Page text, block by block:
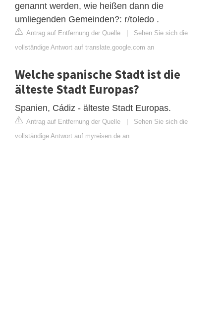
genannt werden, wie heißen dann die
umliegenden Gemeinden?: r/toledo .
Antrag auf Entfernung der Quelle | Sehen Sie sich die
vollständige Antwort auf translate.google.com an
Welche spanische Stadt ist die
älteste Stadt Europas?
Spanien, Cádiz - älteste Stadt Europas.
Antrag auf Entfernung der Quelle | Sehen Sie sich die
vollständige Antwort auf myreisen.de an